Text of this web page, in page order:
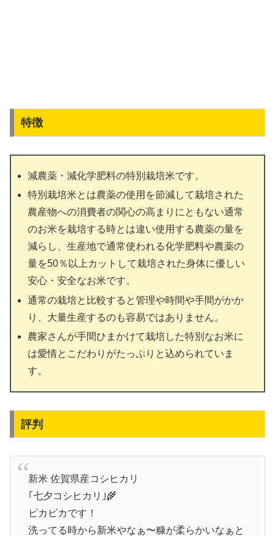
特徴
減農薬・減化学肥料の特別栽培米です。
特別栽培米とは農薬の使用を節減して栽培された
農産物への消費者の関心の高まりにともない通常
のお米を栽培する時とは違い使用する農薬の量を
減らし、生産地で通常使われる化学肥料や農薬の
量を50％以上カットして栽培された身体に優しい
安心・安全なお米です。
通常の栽培と比較すると管理や時間や手間がかか
り、大量生産するのも容易ではありません。
農家さんが手間ひまかけて栽培した特別なお米に
は愛情とこだわりがたっぷりと込められていま
す。
評判
新米 佐賀県産コシヒカリ
｢七夕コシヒカリ｣🌾
ピカピカです！
洗ってる時から新米やなぁ〜糠が柔らかいなぁと